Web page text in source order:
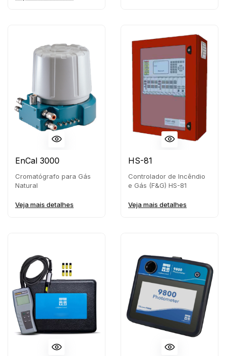
EnCal 3000
Cromatógrafo para Gás
Natural
Veja mais detalhes
HS-81
Controlador de Incêndio
e Gás (F&G) HS-81
Veja mais detalhes